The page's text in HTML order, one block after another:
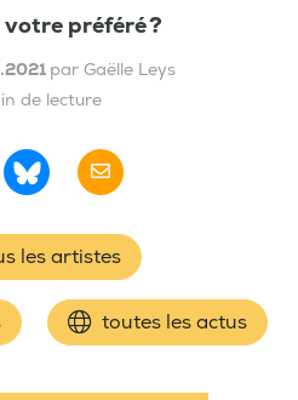
votre préféré ?
par Gaëlle Leys
de lecture
les artistes
toutes les actus